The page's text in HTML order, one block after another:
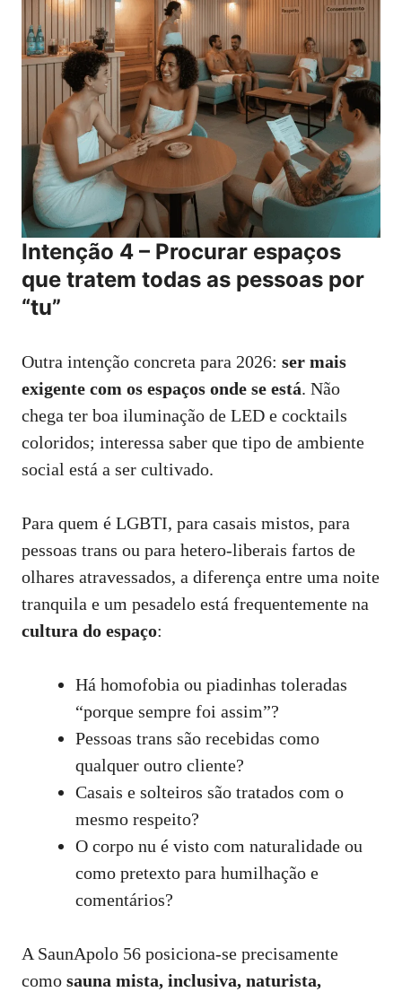
Intenção 4 – Procurar espaços
que tratem todas as pessoas por
“tu”
Outra intenção concreta para 2026: ser mais
exigente com os espaços onde se está. Não
chega ter boa iluminação de LED e cocktails
coloridos; interessa saber que tipo de ambiente
social está a ser cultivado.
Para quem é LGBTI, para casais mistos, para
pessoas trans ou para hetero‑liberais fartos de
olhares atravessados, a diferença entre uma noite
tranquila e um pesadelo está frequentemente na
cultura do espaço:
Há homofobia ou piadinhas toleradas
“porque sempre foi assim”?
Pessoas trans são recebidas como
qualquer outro cliente?
Casais e solteiros são tratados com o
mesmo respeito?
O corpo nu é visto com naturalidade ou
como pretexto para humilhação e
comentários?
A SaunApolo 56 posiciona‑se precisamente
como sauna mista, inclusiva, naturista,